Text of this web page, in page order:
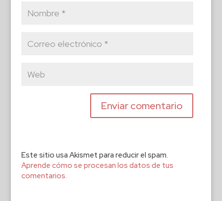
Este sitio usa Akismet para reducir el spam.
Aprende cómo se procesan los datos de tus
comentarios.